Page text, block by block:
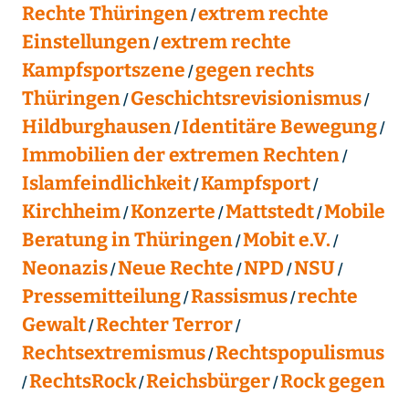
Rechte Thüringen extrem rechte
Einstellungen extrem rechte
Kampfsportszene gegen rechts
Thüringen Geschichtsrevisionismus
Hildburghausen Identitäre Bewegung
Immobilien der extremen Rechten
Islamfeindlichkeit Kampfsport
Kirchheim Konzerte Mattstedt Mobile
Beratung in Thüringen Mobit e.V.
Neonazis Neue Rechte NPD NSU
Pressemitteilung Rassismus rechte
Gewalt Rechter Terror
Rechtsextremismus Rechtspopulismus
RechtsRock Reichsbürger Rock gegen